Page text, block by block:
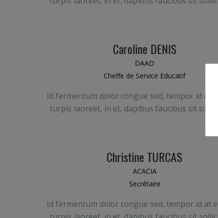
Caroline DENIS
DAAD
Cheffe de Service Educatif
Id fermentum dolor congue sed, tempor id at
turpis laoreet, in et, dapibus faucibus sit
Christine TURCAS
ACACIA
Secrétaire
Id fermentum dolor congue sed, tempor id at